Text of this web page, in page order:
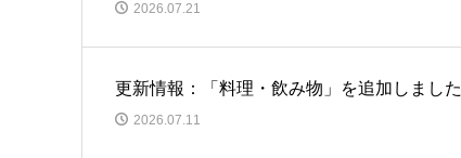
2026.07.21
更新情報：「料理・飲み物」を追加しました
2026.07.11